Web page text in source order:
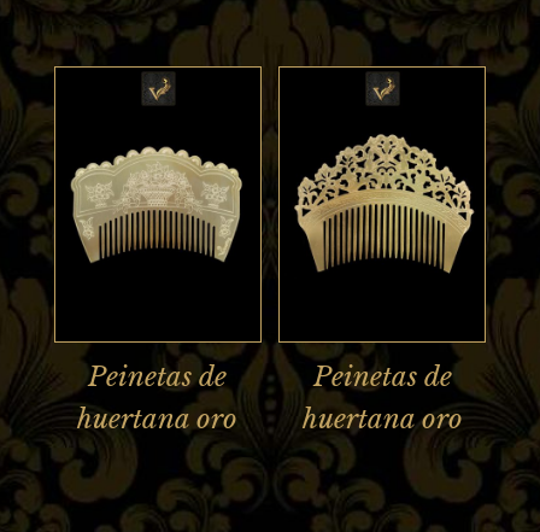
Peinetas de
huertana oro
Peinetas de
huertana oro